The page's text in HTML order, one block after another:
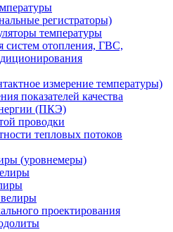
регистраторы)
температуры
систем отопления, ГВС,
измерение температуры)
показателей качества
(ПКЭ)
проводки
тепловых потоков
(уровнемеры)
проектирования